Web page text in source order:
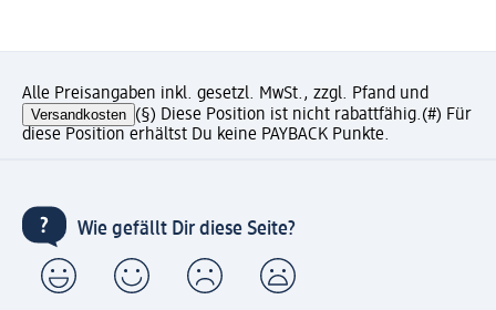
Alle Preisangaben inkl. gesetzl. MwSt., zzgl. Pfand und
Versandkosten (§) Diese Position ist nicht rabattfähig.(#) Für
diese Position erhältst Du keine PAYBACK Punkte.
Wie gefällt Dir diese Seite?